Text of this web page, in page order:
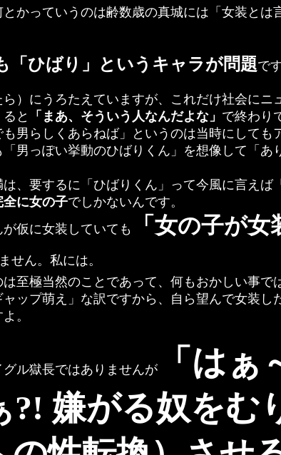
かっていうのは齢数歳の真城には「女装とは
「ひばり」というキャラが問題です
）にうろたえていますが、これだけ社会にニ
と
「まあ、そういう人なんだよな」 で終わり
男らしくあらねば」というのは当時にしても
男っぽい挙動のひばりくん」を想像して「あ
、要するに「ひばりくん」って今風に言えば
に女の子でしかないんです。
仮に女装していても
「女の子が
せん。私には。
至極当然のことであって、何もおかしい事で
ップ萌え」な訳ですから、自ら望んで女装し
。
グル獄長ではありませんが「はぁ
?! 嫌がる奴をむ